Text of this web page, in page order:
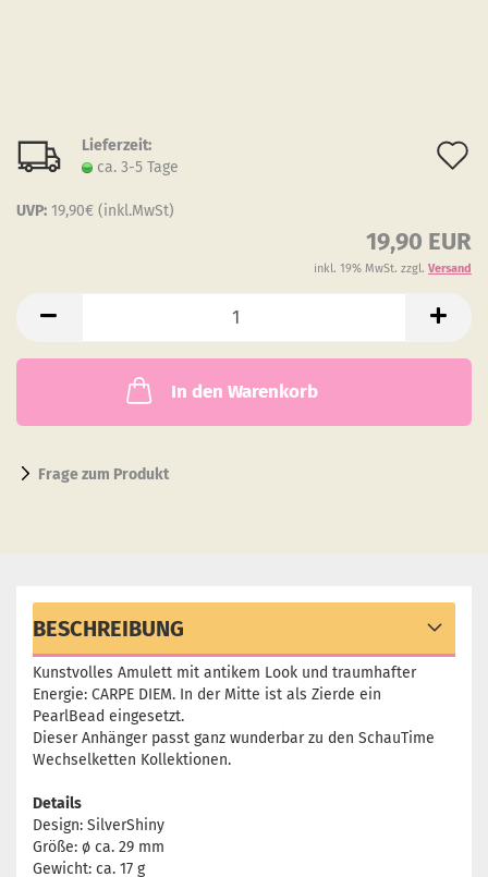
Lieferzeit:
ca. 3-5 Tage
UVP: 19,90€ (inkl.MwSt)
19,90 EUR
inkl. 19% MwSt. zzgl. Versand
In den Warenkorb
Frage zum Produkt
BESCHREIBUNG
Kunstvolles Amulett mit antikem Look und traumhafter
Energie: CARPE DIEM. In der Mitte ist als Zierde ein
PearlBead eingesetzt.
Dieser Anhänger passt ganz wunderbar zu den SchauTime
Wechselketten Kollektionen.
Details
Design: SilverShiny
Größe: ø ca. 29 mm
Gewicht: ca. 17 g